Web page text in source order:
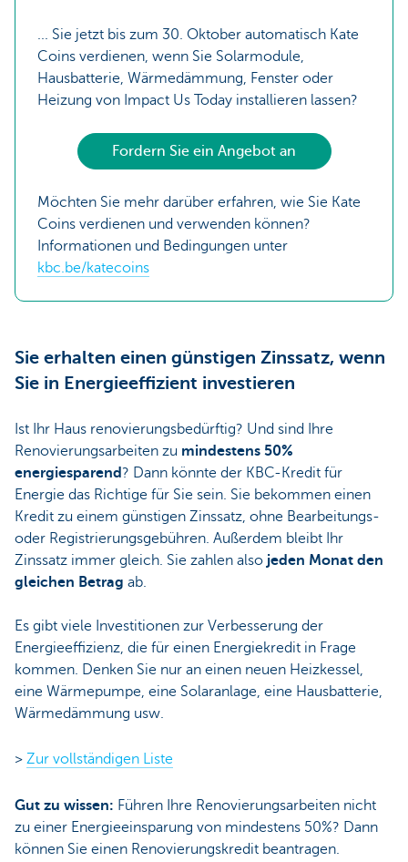
... Sie jetzt bis zum 30. Oktober automatisch Kate
Coins verdienen, wenn Sie Solarmodule,
Hausbatterie, Wärmedämmung, Fenster oder
Heizung von Impact Us Today installieren lassen?
Fordern Sie ein Angebot an
Möchten Sie mehr darüber erfahren, wie Sie Kate
Coins verdienen und verwenden können?
Informationen und Bedingungen unter
kbc.be/katecoins
Sie erhalten einen günstigen Zinssatz, wenn
Sie in Energieeffizient investieren
Ist Ihr Haus renovierungsbedürftig? Und sind Ihre
Renovierungsarbeiten zu mindestens 50%
energiesparend ? Dann könnte der KBC-Kredit für
Energie das Richtige für Sie sein. Sie bekommen einen
Kredit zu einem günstigen Zinssatz, ohne Bearbeitungs-
oder Registrierungsgebühren. Außerdem bleibt Ihr
Zinssatz immer gleich. Sie zahlen also jeden Monat den
gleichen Betrag ab.
Es gibt viele Investitionen zur Verbesserung der
Energieeffizienz, die für einen Energiekredit in Frage
kommen. Denken Sie nur an einen neuen Heizkessel,
eine Wärmepumpe, eine Solaranlage, eine Hausbatterie,
Wärmedämmung usw.
> Zur vollständigen Liste
Gut zu wissen: Führen Ihre Renovierungsarbeiten nicht
zu einer Energieeinsparung von mindestens 50%? Dann
können Sie einen Renovierungskredit beantragen.